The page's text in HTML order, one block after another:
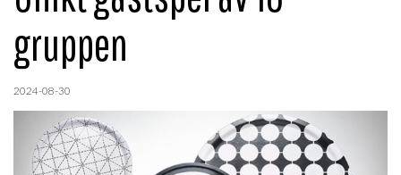
gruppen
2024-08-30